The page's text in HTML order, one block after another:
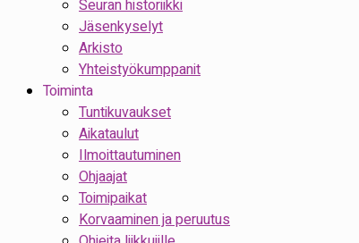
Seuran historiikki
Jäsenkyselyt
Arkisto
Yhteistyökumppanit
Toiminta
Tuntikuvaukset
Aikataulut
Ilmoittautuminen
Ohjaajat
Toimipaikat
Korvaaminen ja peruutus